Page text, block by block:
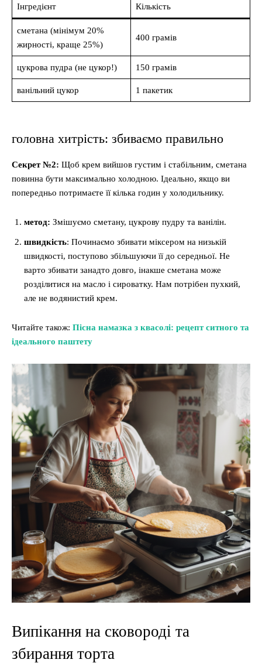
Інгредієнт Кількість
сметана (мінімум 20%
жирності, краще 25%)
400 грамів
цукрова пудра (не цукор!) 150 грамів
ванільний цукор 1 пакетик
головна хитрість: збиваємо правильно
Секрет №2: Щоб крем вийшов густим і стабільним, сметана
повинна бути максимально холодною. Ідеально, якщо ви
попередньо потримаєте її кілька годин у холодильнику.
метод: Змішуємо сметану, цукрову пудру та ванілін.
швидкість: Починаємо збивати міксером на низькій
швидкості, поступово збільшуючи її до середньої. Не
варто збивати занадто довго, інакше сметана може
розділитися на масло і сироватку. Нам потрібен пухкий,
але не водянистий крем.
Читайте також: Пісна намазка з квасолі: рецепт ситного та
ідеального паштету
Випікання на сковороді та
збирання торта